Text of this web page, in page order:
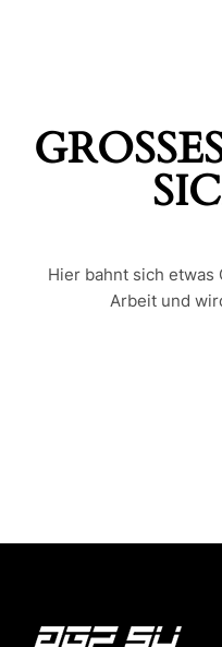
Hier bahnt sich etwas
Arbeit und